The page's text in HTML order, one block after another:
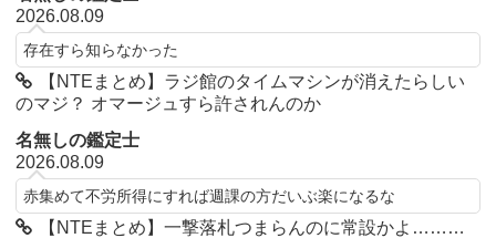
2026.08.09
存在すら知らなかった
【NTEまとめ】ラジ館のタイムマシンが消えたらしい
のマジ？ オマージュすら許されんのか
名無しの鑑定士
2026.08.09
赤集めて不労所得にすれば週課の方だいぶ楽になるな
【NTEまとめ】一撃落札つまらんのに常設かよ………